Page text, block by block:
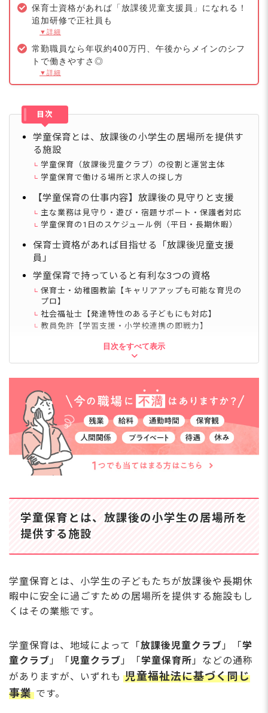
保育士資格があれば「放課後児童支援員」になれる！
追加研修で正社員も
▼詳細
常勤職員なら年収約400万円、午後からメインのシフ
トで働きやすさ◎
▼詳細
目次
学童保育とは、放課後の小学生の居場所を提供す
る施設
学童保育（放課後児童クラブ）の役割と運営主体
学童保育で働ける場所と求人の探し方
【学童保育の仕事内容】放課後の見守りと支援
主な業務は見守り・遊び・宿題サポート・保護者対応
学童保育の1日のスケジュール例（平日・長期休暇）
保育士資格があれば目指せる「放課後児童支援
員」
学童保育で持っていると有利な3つの資格
保育士・幼稚園教諭【キャリアアップも可能な育児の
プロ】
社会福祉士【発達特性のある子どもにも対応】
教員免許【学習支援・小学校連携の即戦力】
学童保育の正社員・パートで給料はいくら違う？
【給与の違い】常勤と非常勤の年収目安
処遇改善や放課後児童対策パッケージ2026で給料は上
昇傾向
学童保育で働くメリットとデメリット
【メリット】自主性の支援・スキル習得・午前中の余
裕
学童保育の仕事内容に関するよくある質問
Q. 学童保育の仕事内容を一言でいうと何ですか？
Q. 学童保育と児童クラブ・放課後児童クラブは何が違
か？
Q. 学童保育は正社員の求人が少ないと聞きましたが本
当ですか？
Q. まだ学童に転職するか決めていませんが、相談だけ
でもいいですか？
Q. 登録したら転職活動が大変になる？
学童保育の仕事内容を理解して、自分に合う働き
方を見つけよう
目次をすべて表示
学童保育とは、放課後の小学生の居場所を
提供する施設
学童保育とは、小学生の子どもたちが放課後や長期休
暇中に安全に過ごすための居場所を提供する施設もし
くはその業態です。
学童保育は、地域によって「 放課後児童クラブ 」「 学
童クラブ 」「 児童クラブ 」「 学童保育所 」などの通称
がありますが、いずれも 児童福祉法に基づく同じ
事業 です。